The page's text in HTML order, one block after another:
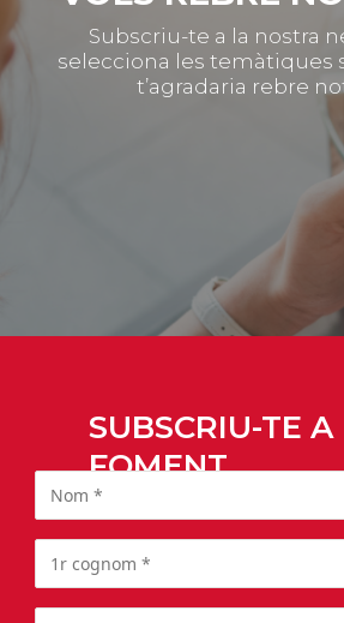
Subscriu-te a la nostra
selecciona les temàtiques
t’agradaria rebre
SUBSCRIU-TE A
FOMENT